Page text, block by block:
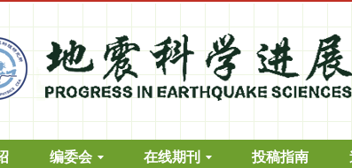
编委会 在线期刊 投稿指南